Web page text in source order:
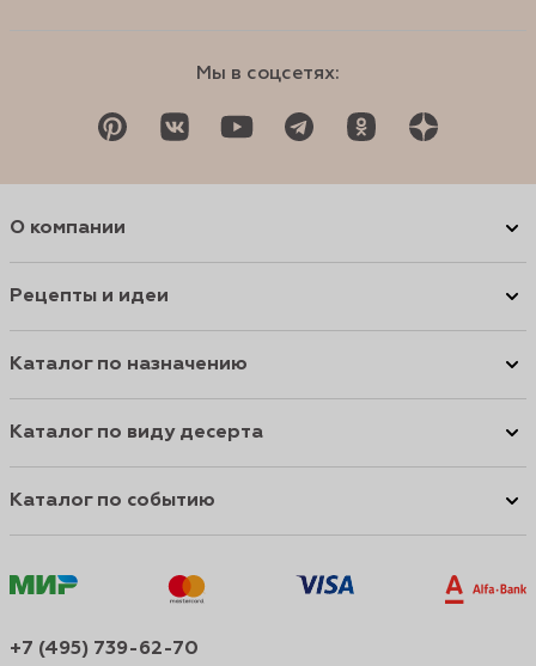
Мы в соцсетях:
О компании
Рецепты и идеи
Каталог по назначению
Каталог по виду десерта
Каталог по событию
+7 (495) 739-62-70